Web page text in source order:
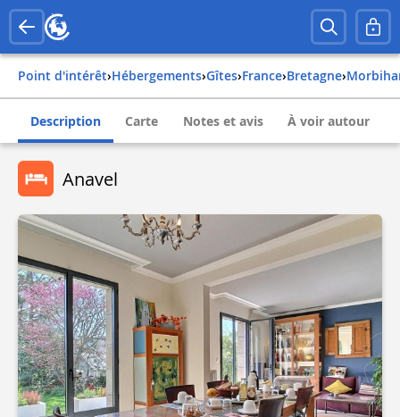
Point d'intérêt› Hébergements› Gîtes› france› bretagne›
Description Carte Notes et avis À voir autour
Anavel